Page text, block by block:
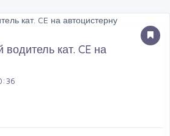
кат. CE на